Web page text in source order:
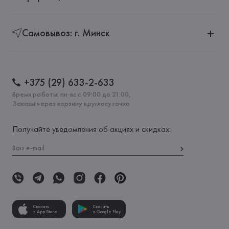
Самовывоз: г. Минск
+375 (29) 633-2-633
Время работы: пн-вс с 09:00 до 21:00,
Заказы через корзину круглосуточно
Получайте уведомления об акциях и скидках:
Скачать
в App Store
Скачать
в Google Play